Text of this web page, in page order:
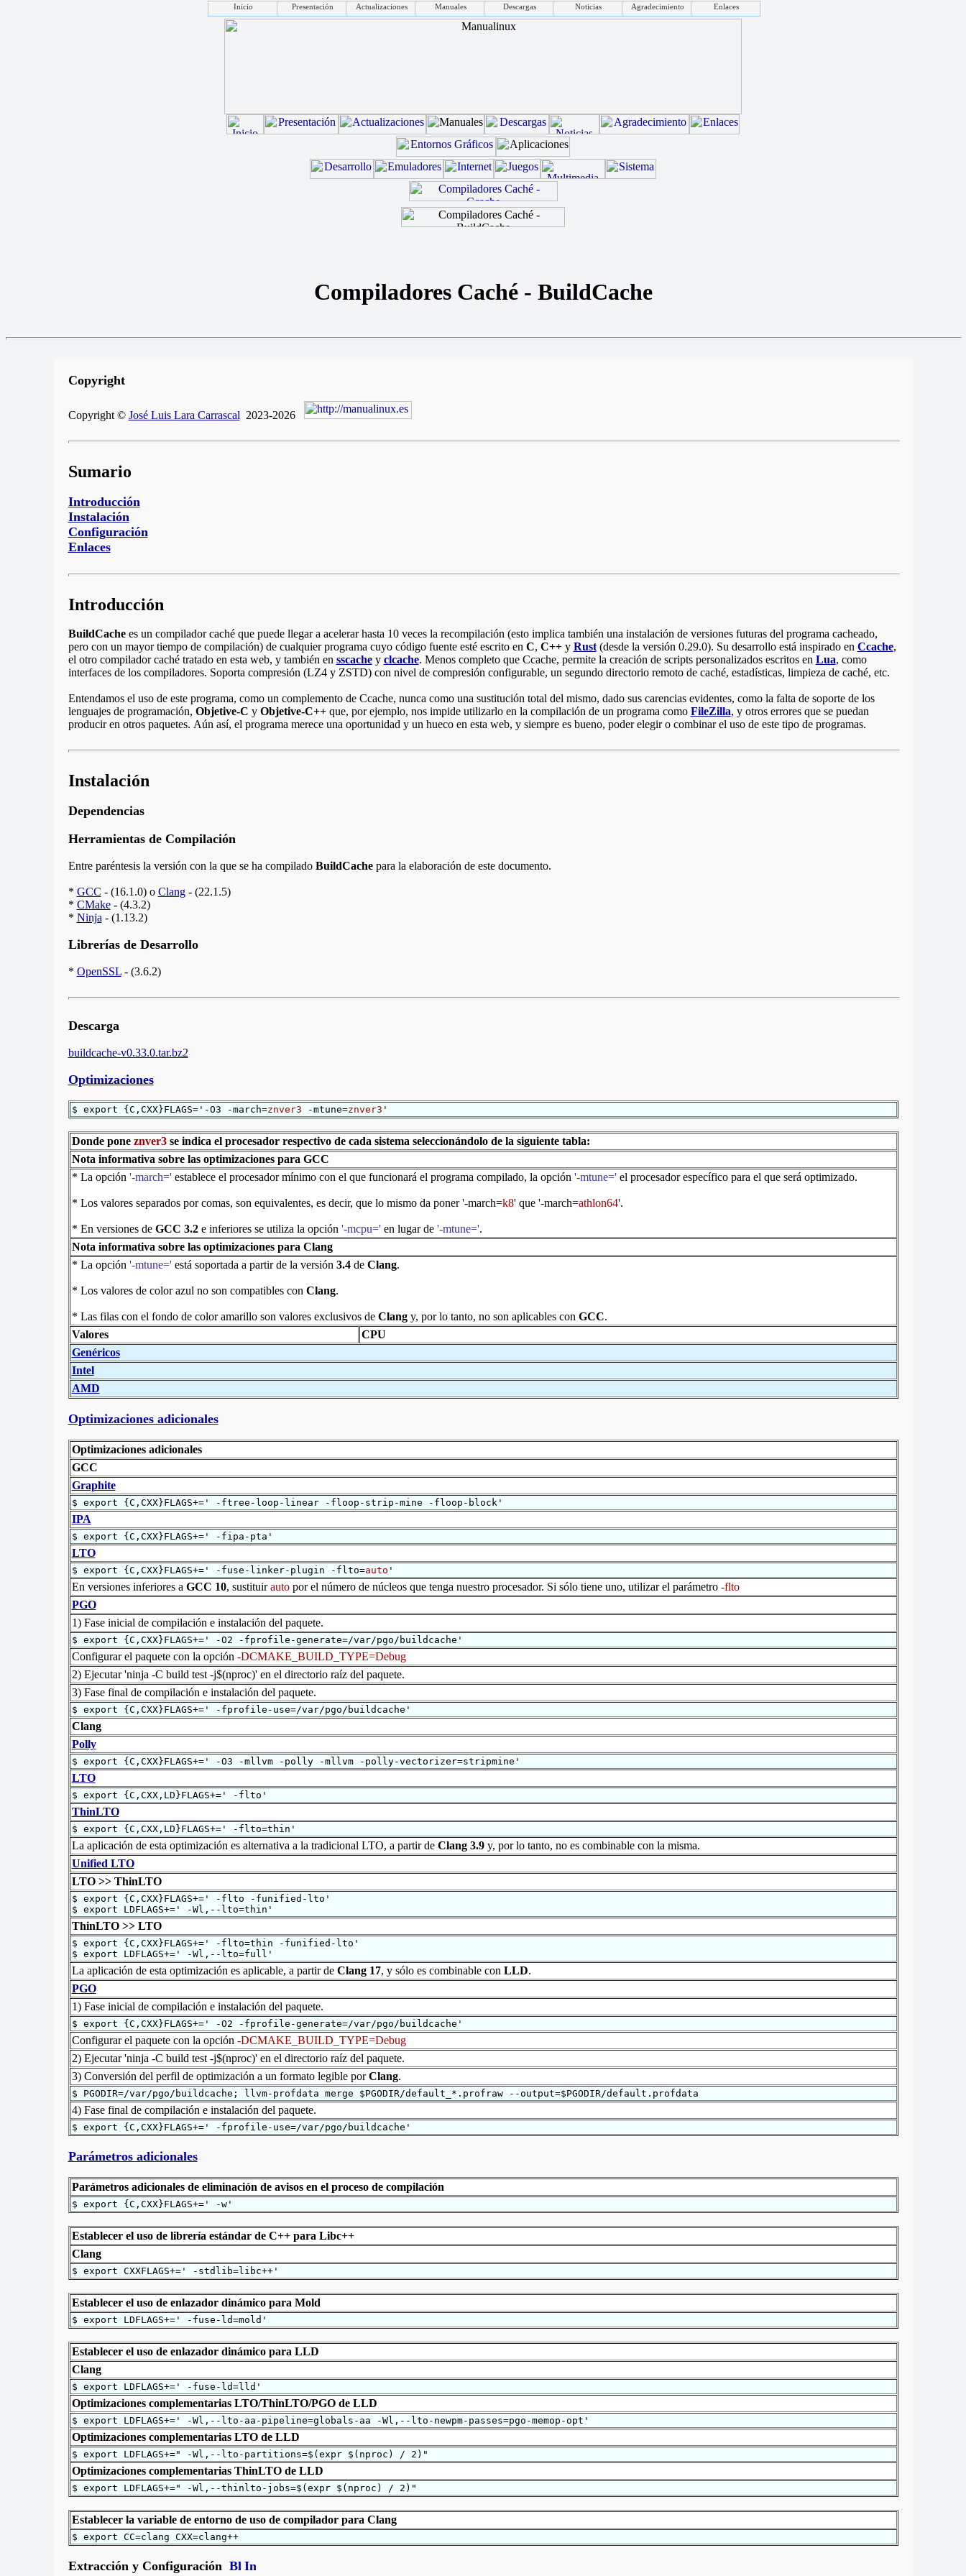
Compiladores Caché - BuildCache
Copyright
Copyright © José Luis Lara Carrascal 2023-2026
Sumario
Introducción
Instalación
Configuración
Enlaces
Introducción
BuildCachees un compilador caché que puede llegar a acelerar hasta 10 veces la recompilación (esto implica también una instalación de versiones futuras del programa cacheado,
pero con un mayor tiempo de compilación) de cualquier programa cuyo código fuente esté escrito en C, C++y Rust(desde la versión 0.29.0). Su desarrollo está inspirado en Ccache,
el otro compilador caché tratado en esta web, y también en sscachey clcache. Menos completo que Ccache, permite la creación de scripts personalizados escritos en Lua, como
interfaces de los compiladores. Soporta compresión (LZ4 y ZSTD) con nivel de compresión configurable, un segundo directorio remoto de caché, estadísticas, limpieza de caché, etc.
Entendamos el uso de este programa, como un complemento de Ccache, nunca como una sustitución total del mismo, dado sus carencias evidentes, como la falta de soporte de los
lenguajes de programación, Objetive-C y Objetive-C++que, por ejemplo, nos impide utilizarlo en la compilación de un programa como FileZilla, y otros errores que se puedan
producir en otros paquetes. Aún así, el programa merece una oportunidad y un hueco en esta web, y siempre es bueno, poder elegir o combinar el uso de este tipo de programas.
Instalación
Dependencias
Herramientas de Compilación
Entre paréntesis la versión con la que se ha compiladoBuildCachepara la elaboración de este documento.
* GCC - (16.1.0) o Clang- (22.1.5)
* CMake- (4.3.2)
* Ninja - (1.13.2)
Librerías de Desarrollo
* OpenSSL- (3.6.2)
Descarga
buildcache-v0.33.0.tar.bz2
Optimizaciones
$ export {C,CXX}FLAGS='-O3 -march=znver3 -mtune=znver3 '
Donde pone znver3se indica el procesador respectivo de cada sistema seleccionándolo de la siguiente tabla:
Nota informativa sobre las optimizaciones para GCC
* La opción '-march='establece el procesador mínimo con el que funcionará el programa compilado, la opción '-mtune='el procesador específico para el que será optimizado.
* Los valores separados por comas, son equivalentes, es decir, que lo mismo da poner'-march=k8'que '-march=athlon64'.
* En versiones de GCC 3.2e inferiores se utiliza la opción '-mcpu='en lugar de '-mtune='.
Nota informativa sobre las optimizaciones para Clang
* La opción '-mtune='está soportada a partir de la versión 3.4de Clang.
* Los valores de color azul no son compatibles con Clang.
* Las filas con el fondo de color amarillo son valores exclusivos de Clangy, por lo tanto, no son aplicables con GCC.
Valores
CPU
Genéricos
Intel
AMD
Optimizaciones adicionales
Optimizaciones adicionales
GCC
Graphite
$ export {C,CXX}FLAGS+=' -ftree-loop-linear -floop-strip-mine -floop-block'
IPA
$ export {C,CXX}FLAGS+=' -fipa-pta'
LTO
$ export {C,CXX}FLAGS+=' -fuse-linker-plugin -flto=auto '
En versiones inferiores a GCC 10, sustituirautopor el número de núcleos que tenga nuestro procesador. Si sólo tiene uno, utilizar el parámetro -flto
PGO
1) Fase inicial de compilación e instalación del paquete.
$ export {C,CXX}FLAGS+=' -O2 -fprofile-generate=/var/pgo/buildcache'
Configurar el paquete con la opción -DCMAKE_BUILD_TYPE=Debug
2) Ejecutar 'ninja -C build test -j$(nproc)' en el directorio raíz del paquete.
3) Fase final de compilación e instalación del paquete.
$ export {C,CXX}FLAGS+=' -fprofile-use=/var/pgo/buildcache'
Clang
Polly
$ export {C,CXX}FLAGS+=' -O3 -mllvm -polly -mllvm -polly-vectorizer=stripmine'
LTO
$ export {C,CXX,LD}FLAGS+=' -flto'
ThinLTO
$ export {C,CXX,LD}FLAGS+=' -flto=thin'
La aplicación de esta optimización es alternativa a la tradicional LTO, a partir de Clang 3.9y, por lo tanto, no es combinable con la misma.
Unified LTO
LTO >> ThinLTO
$ export {C,CXX}FLAGS+=' -flto -funified-lto'
$ export LDFLAGS+=' -Wl,--lto=thin'
ThinLTO >> LTO
$ export {C,CXX}FLAGS+=' -flto=thin -funified-lto'
$ export LDFLAGS+=' -Wl,--lto=full'
La aplicación de esta optimización es aplicable, a partir de Clang 17, y sólo es combinable con LLD.
PGO
1) Fase inicial de compilación e instalación del paquete.
$ export {C,CXX}FLAGS+=' -O2 -fprofile-generate=/var/pgo/buildcache'
Configurar el paquete con la opción -DCMAKE_BUILD_TYPE=Debug
2) Ejecutar 'ninja -C build test -j$(nproc)' en el directorio raíz del paquete.
3) Conversión del perfil de optimización a un formato legible porClang.
$ PGODIR=/var/pgo/buildcache; llvm-profdata merge $PGODIR/default_*.profraw --output=$PGODIR/default.profdata
4) Fase final de compilación e instalación del paquete.
$ export {C,CXX}FLAGS+=' -fprofile-use=/var/pgo/buildcache'
Parámetros adicionales
Parámetros adicionales de eliminación de avisos en el proceso de compilación
$ export {C,CXX}FLAGS+=' -w'
Establecer el uso de librería estándar de C++ para Libc++
Clang
$ export CXXFLAGS+=' -stdlib=libc++'
Establecer el uso de enlazador dinámico para Mold
$ export LDFLAGS+=' -fuse-ld=mold'
Establecer el uso de enlazador dinámico para LLD
Clang
$ export LDFLAGS+=' -fuse-ld=lld'
Optimizaciones complementarias LTO/ThinLTO/PGO de LLD
$ export LDFLAGS+=' -Wl,--lto-aa-pipeline=globals-aa -Wl,--lto-newpm-passes=pgo-memop-opt'
Optimizaciones complementarias LTO de LLD
$ export LDFLAGS+=" -Wl,--lto-partitions=$(expr $(nproc) / 2)"
Optimizaciones complementarias ThinLTO de LLD
$ export LDFLAGS+=" -Wl,--thinlto-jobs=$(expr $(nproc) / 2)"
Establecer la variable de entorno de uso de compilador para Clang
$ export CC=clang CXX=clang++
Extracción y Configuración
Inicio Presentación Actualizaciones Manuales Descargas Noticias Agradecimiento Enlaces